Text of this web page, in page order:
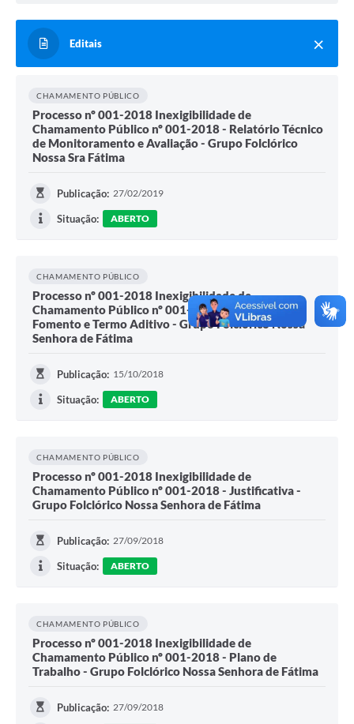
Editais
CHAMAMENTO PÚBLICO
Processo nº 001-2018 Inexigibilidade de
Chamamento Público nº 001-2018 - Relatório Técnico
de Monitoramento e Avaliação - Grupo Folclórico
Nossa Sra Fátima
Publicação: 27/02/2019
Situação: ABERTO
CHAMAMENTO PÚBLICO
Processo nº 001-2018 Inexigibilidade de
Chamamento Público nº 001-2018 - Termo de
Fomento e Termo Aditivo - Grupo Folclórico Nossa
Senhora de Fátima
Publicação: 15/10/2018
Situação: ABERTO
CHAMAMENTO PÚBLICO
Processo nº 001-2018 Inexigibilidade de
Chamamento Público nº 001-2018 - Justificativa -
Grupo Folclórico Nossa Senhora de Fátima
Publicação: 27/09/2018
Situação: ABERTO
CHAMAMENTO PÚBLICO
Processo nº 001-2018 Inexigibilidade de
Chamamento Público nº 001-2018 - Plano de
Trabalho - Grupo Folclórico Nossa Senhora de Fátima
Publicação: 27/09/2018